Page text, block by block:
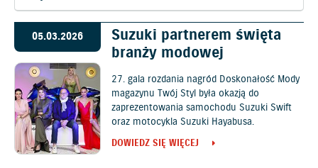
05.03.2026
Suzuki partnerem święta
branży modowej
27. gala rozdania nagród Doskonałość Mody
magazynu Twój Styl była okazją do
zaprezentowania samochodu Suzuki Swift
oraz motocykla Suzuki Hayabusa.
DOWIEDZ SIĘ WIĘCEJ